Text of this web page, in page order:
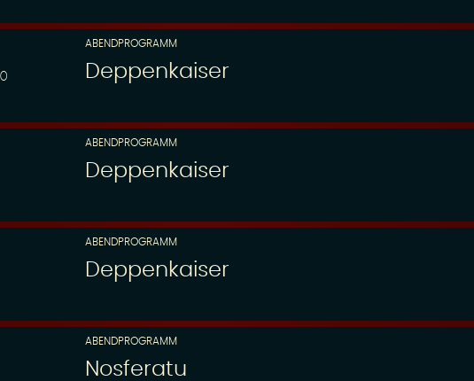
ABENDPROGRAMM
Deppenkaiser
ABENDPROGRAMM
Deppenkaiser
ABENDPROGRAMM
Deppenkaiser
ABENDPROGRAMM
Nosferatu